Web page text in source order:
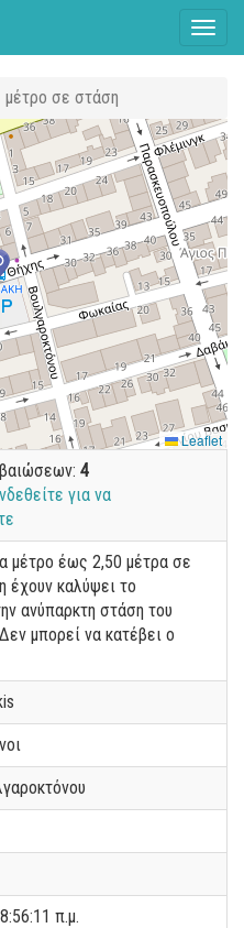
μέτρο σε στάση
Leaflet
4
για να
μέτρο έως 2,50 μέτρα σε
έχουν καλύψει το
ανύπαρκτη στάση του
μπορεί να κατέβει ο
π.μ.